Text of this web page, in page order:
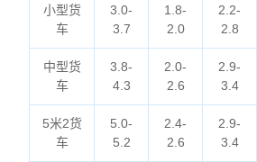
小型货
车
3.0-
3.7
1.8-
2.0
2.2-
2.8
中型货
车
3.8-
4.3
2.0-
2.6
2.9-
3.4
5米2货
车
5.0-
5.2
2.4-
2.6
2.9-
3.4